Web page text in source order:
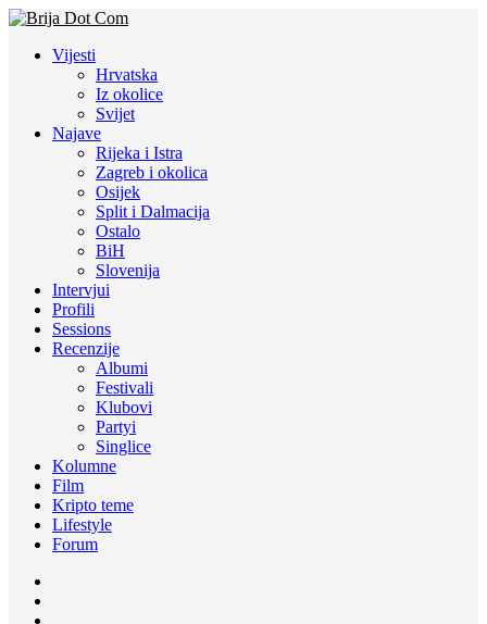
Vijesti
Hrvatska
Iz okolice
Svijet
Najave
Rijeka i Istra
Zagreb i okolica
Osijek
Split i Dalmacija
Ostalo
BiH
Slovenija
Intervjui
Profili
Sessions
Recenzije
Albumi
Festivali
Klubovi
Partyi
Singlice
Kolumne
Film
Kripto teme
Lifestyle
Forum